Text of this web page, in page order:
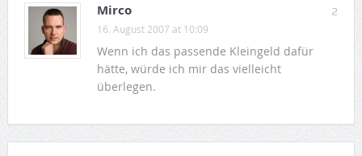
2
Mirco
16. August 2007 at 10:09
Wenn ich das passende Kleingeld dafür
hätte, würde ich mir das vielleicht
überlegen.